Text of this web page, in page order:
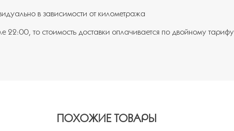
в зависимости от километража
22:00, то стоимость доставки оплачивается по двойному тарифу
ПОХОЖИЕ ТОВАРЫ